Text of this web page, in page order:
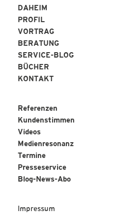
DAHEIM
PROFIL
VORTRAG
BERATUNG
SERVICE-BLOG
BÜCHER
KONTAKT
Referenzen
Kundenstimmen
Videos
Medienresonanz
Termine
Presseservice
Blog-News-Abo
Impressum